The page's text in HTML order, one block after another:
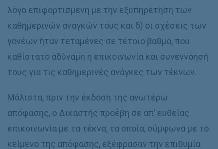
λόγο επιφορτισμένη με την εξυπηρέτηση των
καθημερινών αναγκών τους και δ) οι σχέσεις των
γονέων ήταν τεταμένες σε τέτοιο βαθμό, που
καθίστατο αδύναμη η επικοινωνία και συνεννόησή
τους για τις καθημερινές ανάγκες των τέκνων.
Μάλιστα, πριν την έκδοση της ανωτέρω
απόφασης, ο Δικαστής προέβη σε απ’ ευθείας
επικοινωνία με τα τέκνα, τα οποία, σύμφωνα με το
κείμενο της απόφασης, εξέφρασαν την επιθυμία